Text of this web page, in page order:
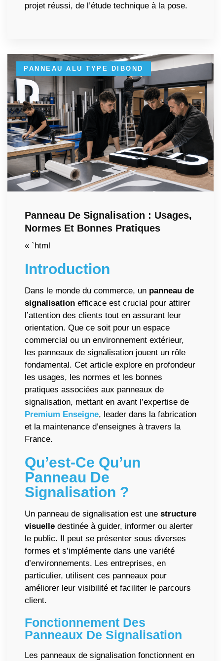
projet réussi, de l’étude technique à la pose.
PANNEAU ALU TYPE DIBOND
Panneau De Signalisation : Usages,
Normes Et Bonnes Pratiques
« `html
Introduction
Dans le monde du commerce, un panneau de
signalisation efficace est crucial pour attirer
l’attention des clients tout en assurant leur
orientation. Que ce soit pour un espace
commercial ou un environnement extérieur,
les panneaux de signalisation jouent un rôle
fondamental. Cet article explore en profondeur
les usages, les normes et les bonnes
pratiques associées aux panneaux de
signalisation, mettant en avant l’expertise de
Premium Enseigne, leader dans la fabrication
et la maintenance d’enseignes à travers la
France.
Qu’est-Ce Qu’un
Panneau De
Signalisation ?
Un panneau de signalisation est une structure
visuelle destinée à guider, informer ou alerter
le public. Il peut se présenter sous diverses
formes et s’implémente dans une variété
d’environnements. Les entreprises, en
particulier, utilisent ces panneaux pour
améliorer leur visibilité et faciliter le parcours
client.
Fonctionnement Des
Panneaux De Signalisation
Les panneaux de signalisation fonctionnent en